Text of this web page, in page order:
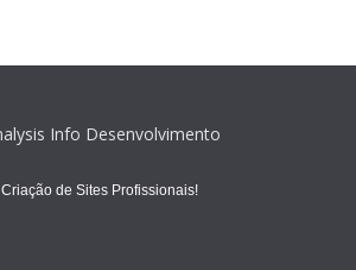
Criação de Sites Profissionais!